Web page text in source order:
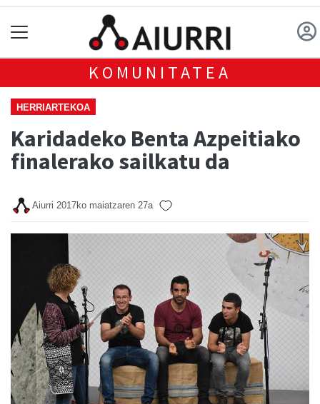
KOMUNITATEA
HERRIARTEKOA
Karidadeko Benta Azpeitiako
finalerako sailkatu da
Aiurri 2017ko maiatzaren 27a